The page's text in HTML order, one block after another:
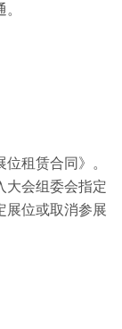
租赁合同》。
大会组委会指定
展位或取消参展